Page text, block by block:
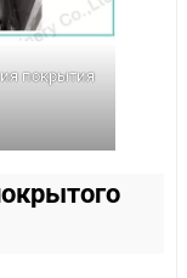
покрытия